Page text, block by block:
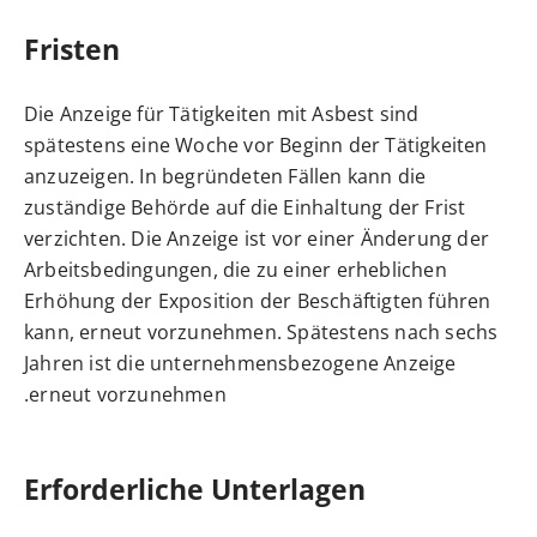
Fristen
Die Anzeige für Tätigkeiten mit Asbest sind
spätestens eine Woche vor Beginn der Tätigkeiten
anzuzeigen. In begründeten Fällen kann die
zuständige Behörde auf die Einhaltung der Frist
verzichten. Die Anzeige ist vor einer Änderung der
Arbeitsbedingungen, die zu einer erheblichen
Erhöhung der Exposition der Beschäftigten führen
kann, erneut vorzunehmen. Spätestens nach sechs
Jahren ist die unternehmensbezogene Anzeige
erneut vorzunehmen.
Erforderliche Unterlagen